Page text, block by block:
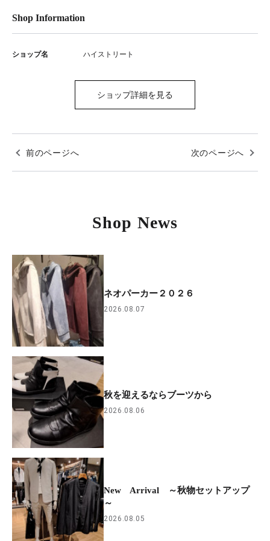
Shop Information
ショップ名 ハイストリート
ショップ詳細を見る
前のページへ 次のページへ
Shop News
ネオパーカー２０２６
2026.08.07
秋を迎えるならブーツから
2026.08.06
New Arrival ～秋物セットアップ
～
2026.08.05